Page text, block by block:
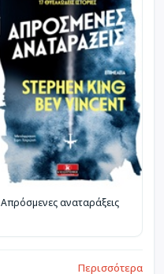
Απρόσμενες αναταράξεις
Περισσότερα